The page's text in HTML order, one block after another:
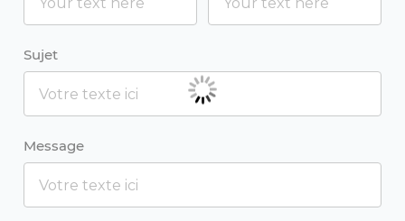
Sujet
Message